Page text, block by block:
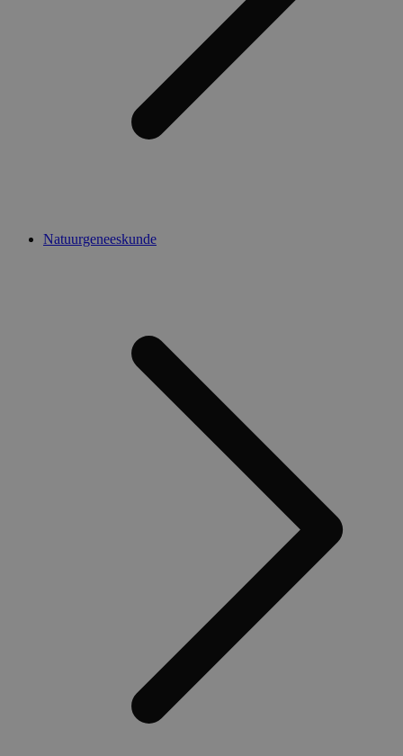
Natuurgeneeskunde